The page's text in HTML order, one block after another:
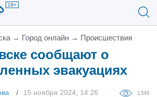
18+
→ Город онлайн → Проиcшествия
сообщают о
эвакуациях
15 ноября 2024, 14:26 1349